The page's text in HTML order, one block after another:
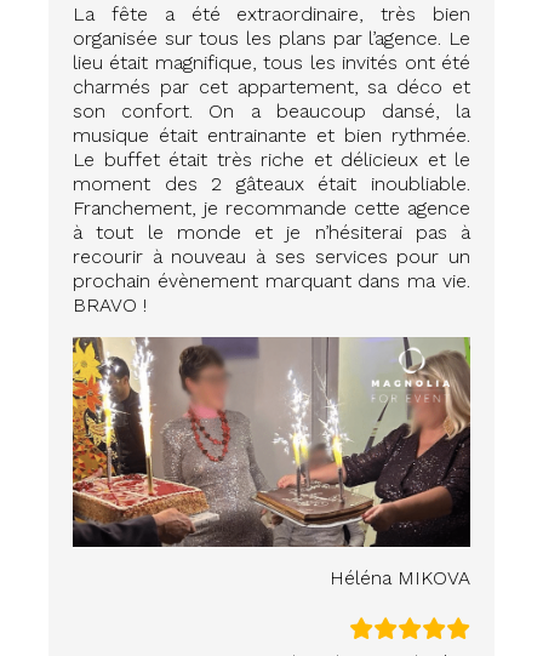
La fête a été extraordinaire, très bien
organisée sur tous les plans par l’agence. Le
lieu était magnifique, tous les invités ont été
charmés par cet appartement, sa déco et
son confort. On a beaucoup dansé, la
musique était entrainante et bien rythmée.
Le buffet était très riche et délicieux et le
moment des 2 gâteaux était inoubliable.
Franchement, je recommande cette agence
à tout le monde et je n’hésiterai pas à
recourir à nouveau à ses services pour un
prochain évènement marquant dans ma vie.
BRAVO !
Héléna MIKOVA